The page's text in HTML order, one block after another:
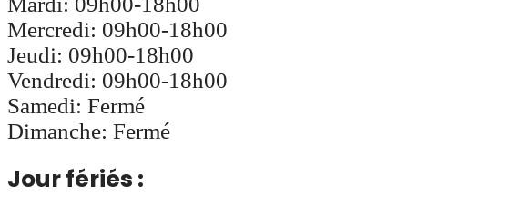
Mercredi: 09h00-18h00
Jeudi: 09h00-18h00
Vendredi: 09h00-18h00
Samedi: Fermé
Dimanche: Fermé
Jour fériés :